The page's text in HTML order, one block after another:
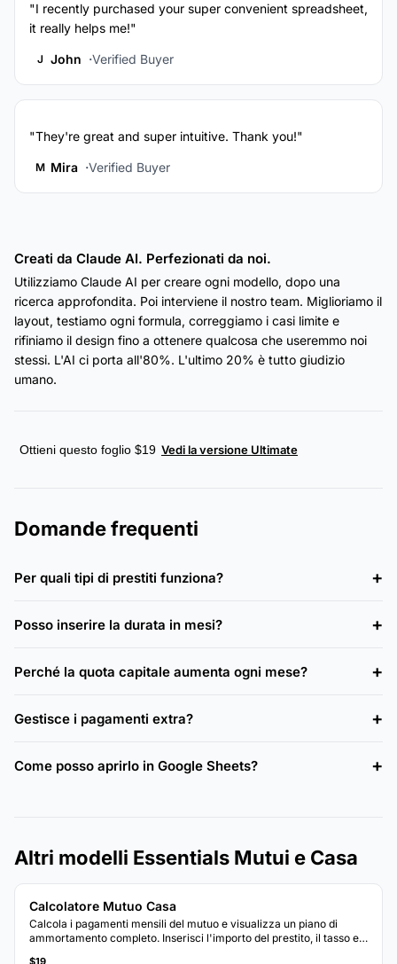
"I recently purchased your super convenient spreadsheet,
it really helps me!"
J John Verified Buyer
"They're great and super intuitive. Thank you!"
M Mira Verified Buyer
Creati da Claude AI. Perfezionati da noi.
Utilizziamo Claude AI per creare ogni modello, dopo una
ricerca approfondita. Poi interviene il nostro team. Miglioriamo il
layout, testiamo ogni formula, correggiamo i casi limite e
rifiniamo il design fino a ottenere qualcosa che useremmo noi
stessi. L'AI ci porta all'80%. L'ultimo 20% è tutto giudizio
umano.
Ottieni questo foglio $19 Vedi la versione Ultimate
Domande frequenti
Per quali tipi di prestiti funziona?
Posso inserire la durata in mesi?
Perché la quota capitale aumenta ogni mese?
Gestisce i pagamenti extra?
Come posso aprirlo in Google Sheets?
Altri modelli Essentials Mutui e Casa
Calcolatore Mutuo Casa
Calcola i pagamenti mensili del mutuo e visualizza un piano di
ammortamento completo. Inserisci l'importo del prestito, il tasso e